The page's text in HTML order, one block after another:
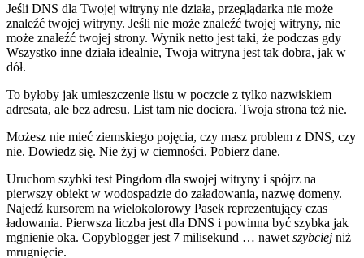
Jeśli DNS dla Twojej witryny nie działa, przeglądarka nie może
znaleźć twojej witryny. Jeśli nie może znaleźć twojej witryny, nie
może znaleźć twojej strony. Wynik netto jest taki, że podczas gdy
Wszystko inne działa idealnie, Twoja witryna jest tak dobra, jak w
dół.
To byłoby jak umieszczenie listu w poczcie z tylko nazwiskiem
adresata, ale bez adresu. List tam nie dociera. Twoja strona też nie.
Możesz nie mieć ziemskiego pojęcia, czy masz problem z DNS, czy
nie. Dowiedz się. Nie żyj w ciemności. Pobierz dane.
Uruchom szybki test Pingdom dla swojej witryny i spójrz na
pierwszy obiekt w wodospadzie do załadowania, nazwę domeny.
Najedź kursorem na wielokolorowy Pasek reprezentujący czas
ładowania. Pierwsza liczba jest dla DNS i powinna być szybka jak
mgnienie oka. Copyblogger jest 7 milisekund … nawet szybciej niż
mrugnięcie.